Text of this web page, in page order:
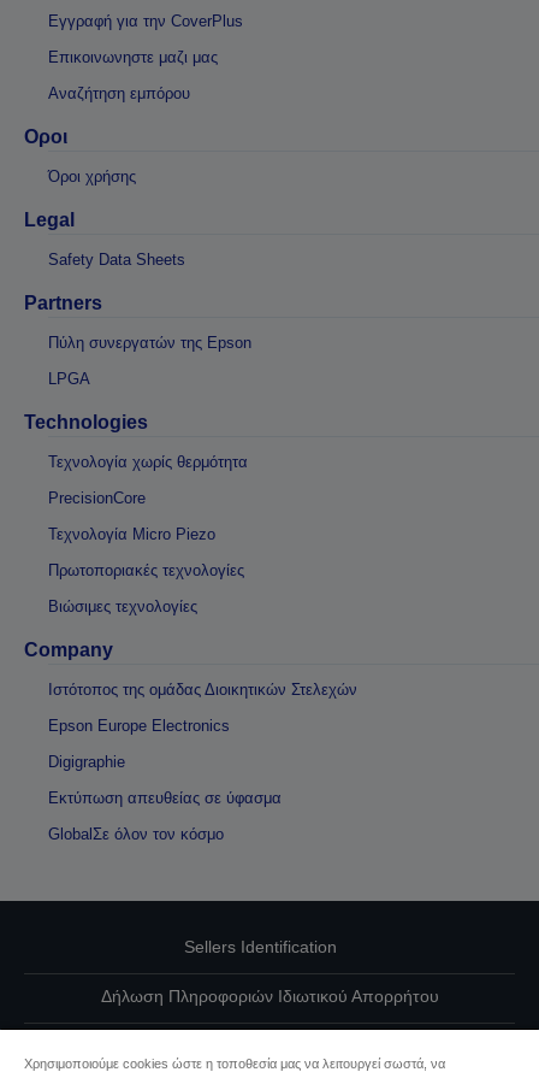
Εγγραφή για την CoverPlus
Επικοινωνηστε μαζι μας
Αναζήτηση εμπόρου
Οροι
Όροι χρήσης
Legal
Safety Data Sheets
Partners
Πύλη συνεργατών της Epson
LPGA
Technologies
Τεχνολογία χωρίς θερμότητα
PrecisionCore
Τεχνολογία Micro Piezo
Πρωτοποριακές τεχνολογίες
Βιώσιμες τεχνολογίες
Company
Ιστότοπος της ομάδας Διοικητικών Στελεχών
Epson Europe Electronics
Digigraphie
Εκτύπωση απευθείας σε ύφασμα
GlobalΣε όλον τον κόσμο
Sellers Identification
Δήλωση Πληροφοριών Ιδιωτικού Απορρήτου
Χρησιμοποιούμε cookies ώστε η τοποθεσία μας να λειτουργεί σωστά, να